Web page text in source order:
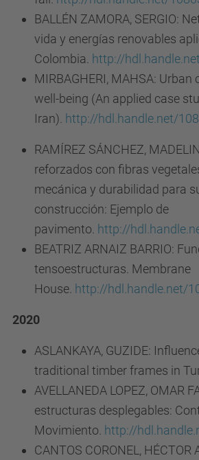
BALLÉN ZAMORA, SERGIO:
vida y energías renovables
Colombia. http://
MIRBAGHERI, MAHSA:
well-being (An applied case
Iran). http://hdl.handle.net/
RAMÍREZ SÁNCHEZ,
reforzados con fibras
mecánica y durabilidad para
construcción: Ejemplo de
pavimento. http://
BEATRIZ ARNAIZ BARRIO:
tensoestructuras. Membrane
House. http://hdl.handle.net/
2020
ASLANKAYA, GUZIDE:
traditional timber frames in
AVELLANEDA LOPEZ, OMAR
estructuras desplegables:
Movimiento. http://
CANTOS CORONEL,